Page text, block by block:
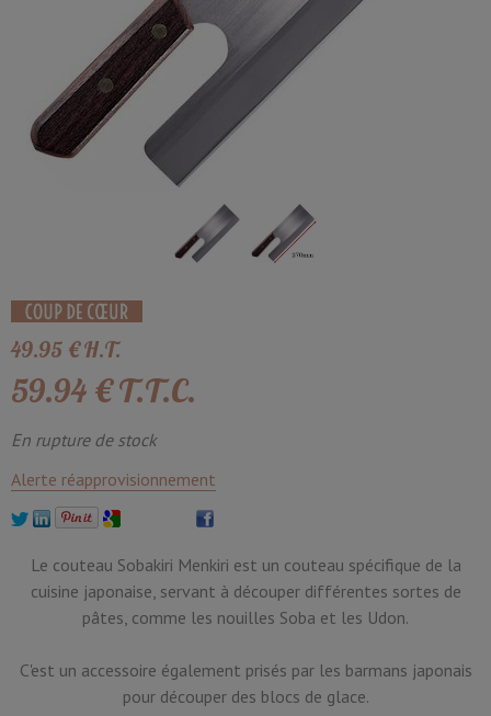
49.95 €H.T.
59.94 €T.T.C.
En rupture de stock
Alerte réapprovisionnement
Le couteau Sobakiri Menkiri est un couteau spécifique de la
cuisine japonaise, servant à découper différentes sortes de
pâtes, comme les nouilles Soba et les Udon.
C'est un accessoire également prisés par les barmans japonais
pour découper des blocs de glace.